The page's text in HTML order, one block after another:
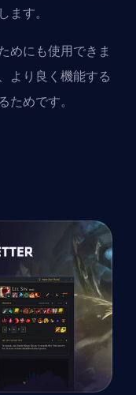
す。
めにも使用できま
より良く機能する
めです。